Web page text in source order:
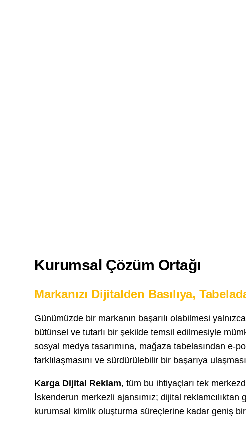
Kurumsal Çözüm Ortağı
Markanızı Dijitalden Basılıya,
Günümüzde bir markanın başarılı olabilmesi
bütünsel ve tutarlı bir şekilde temsil edilmesiyle
sosyal medya tasarımına, mağaza tabelasından e-
farklılaşmasını ve sürdürülebilir bir başarıya
Karga Dijital Reklam, tüm bu ihtiyaçları tek
İskenderun merkezli ajansımız; dijital
kurumsal kimlik oluşturma süreçlerine kadar geniş